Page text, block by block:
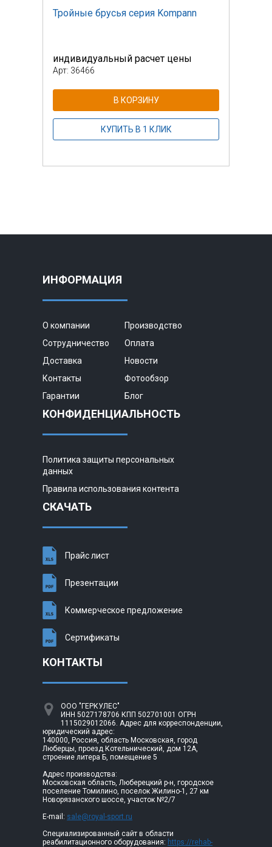
Тройные брусья серия Kompann
индивидуальный расчет цены
Арт: 36466
В КОРЗИНУ
КУПИТЬ В 1 КЛИК
ИНФОРМАЦИЯ
О компании
Производство
Сотрудничество
Оплата
Доставка
Новости
Контакты
Фотообзор
Гарантии
Блог
КОНФИДЕНЦИАЛЬНОСТЬ
Политика защиты персональных
данных
Правила использования контента
СКАЧАТЬ
Прайс лист
Презентации
Коммерческое предложение
Сертификаты
КОНТАКТЫ
ООО "ГЕРКУЛЕС"
ИНН 5027178706 КПП 502701001 ОГРН
1115029012066. Адрес для корреспонденции,
юридический адрес:
140000, Россия, область Московская, город
Люберцы, проезд Котельнический, дом 12А,
строение литера Б, помещение 5
Адрес производства:
Московская область, Люберецкий р-н, городское
поселение Томилино, поселок Жилино-1, 27 км
Новорязанского шоссе, участок №2/7
E-mail: sale@royal-sport.ru
Специализированный сайт в области
реабилитационного оборудования: https://rehab-